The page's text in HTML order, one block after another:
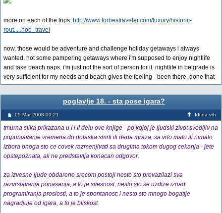
more on each of the trips: http://www.forbestraveler.com/luxury/historic-
rout.....hoo_travel
now, those would be adventure and challenge holiday getaways i always
wanted. not some pampering getaways where i'm supposed to enjoy nightlife
and take beach naps. i'm just not the sort of person for it. nightlife in belgrade is
very sufficient for my needs and beach gives the feeling - been there, done that
poglavlje 18. - sta pose igara?
05 Mar 2008 00:21 Idi na vrh
tmurna slika prikazana u I i II delu ove knjige - po kojoj je ljudski zivot svodljiv na
popunjavanje vremena do dolaska smrti ili deda mraza, sa vrlo malo ili nimalo
izbora onoga sto ce covek razmenjivati sa drugima tokom dugog cekanja - jete
opstepoznata, ali ne predstavlja konacan odgovor.
za izvesne ljude obdarene srecom postoji nesto sto prevazilazi sva
razvrstavanja ponasanja, a to je svesnost, nesto sto se uzdize iznad
programiranja proslosti, a to je spontanost; i nesto sto mnogo bogatije
nagradjuje od igara, a to je bliskost.